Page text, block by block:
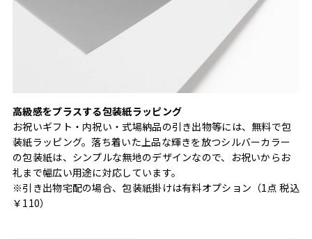
高級感をプラスする包装紙ラッピング
お祝いギフト・内祝い・式場納品の引き出物等には、無料で包
装紙ラッピング。落ち着いた上品な輝きを放つシルバーカラー
の包装紙は、シンプルな無地のデザインなので、お祝いからお
礼まで幅広い用途に対応しています。
※引き出物宅配の場合、包装紙掛けは有料オプション（1点 税込
￥110）